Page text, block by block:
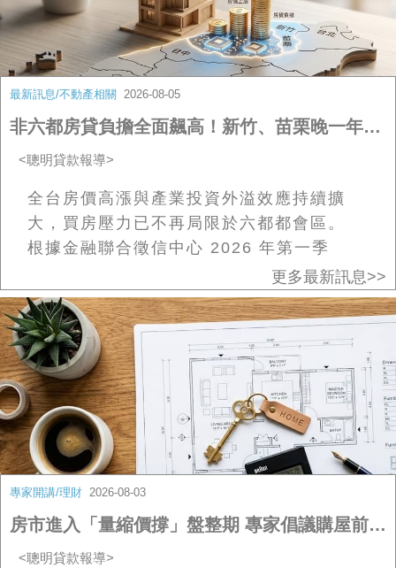
最新訊息/不動產相關 2026-08-05
非六都房貸負擔全面飆高！新竹、苗栗晚一年買房「房貸多背逾百萬」
<聰明貸款報導>
全台房價高漲與產業投資外溢效應持續擴
大，買房壓力已不再局限於六都都會區。
根據金融聯合徵信中心 2026 年第一季
（Q1）新增房貸最新資料統計，在非六都
15 個縣市當中，新竹縣、苗栗縣、彰化
縣、嘉義縣及嘉義市等 5 個縣市的平均房貸
金額同步刷出歷史新高紀錄；其中新竹縣與
苗栗縣的購屋族，更面臨「晚一年入手，房
貸多背逾百萬元」的增壓困境（參考 〈房
產〉非六都房貸壓力也不小 這兩縣市晚一
年買房貸多扛逾百萬元 與 非六都買房也喊
苦！5 縣市平均房貸創新高 2 地晚一年買要
多背百萬）。
更多最新訊息>>
專家開講/理財 2026-08-03
房市進入「量縮價撐」盤整期 專家倡議購屋前落實「3 項資金壓力測試」
<聰明貸款報導>